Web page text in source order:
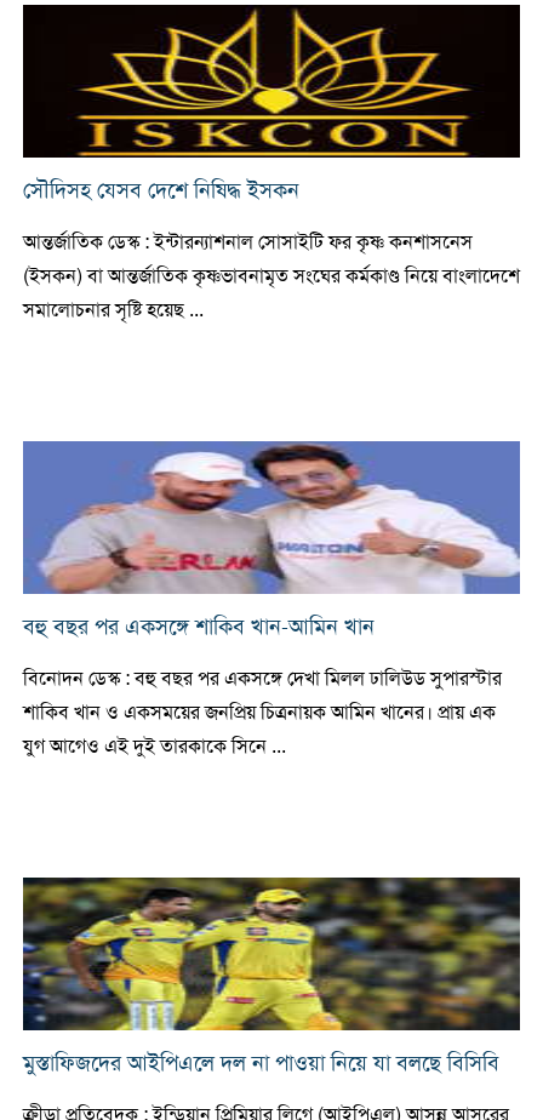
সৌদিসহ যেসব দেশে নিষিদ্ধ ইসকন
আন্তর্জাতিক ডেস্ক : ইন্টারন্যাশনাল সোসাইটি ফর কৃষ্ণ কনশাসনেস
(ইসকন) বা আন্তর্জাতিক কৃষ্ণভাবনামৃত সংঘের কর্মকাণ্ড নিয়ে বাংলাদেশে
সমালোচনার সৃষ্টি হয়েছ ...
বহু বছর পর একসঙ্গে শাকিব খান-আমিন খান
বিনোদন ডেস্ক : বহু বছর পর একসঙ্গে দেখা মিলল ঢালিউড সুপারস্টার
শাকিব খান ও একসময়ের জনপ্রিয় চিত্রনায়ক আমিন খানের। প্রায় এক
যুগ আগেও এই দুই তারকাকে সিনে ...
মুস্তাফিজদের আইপিএলে দল না পাওয়া নিয়ে যা বলছে বিসিবি